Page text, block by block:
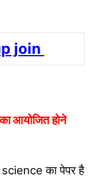
join
आयोजित होने
science का पेपर है